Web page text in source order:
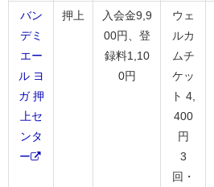
バン
デミ
エー
ル ヨ
ガ 押
上セ
ンタ
ー
押上
入会金9,9
00円、登
録料1,10
0円
ウェ
ルカ
ムチ
ケッ
ト 4,
400
円
3
回・